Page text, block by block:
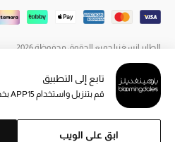
مجموعة الجمال
الجمال في بلوميز
تابع إلى التطبيق
قم بتنزيل واستخدام APP15 بخصم 15٪
ابق على الويب
الطاير إنسغنيا جميع الحقوق محفوظة 2026